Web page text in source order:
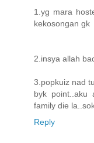
1.yg mara
kekosongan gk
2.insya allah
3.popkuiz nad
byk point..aku
family die
Reply